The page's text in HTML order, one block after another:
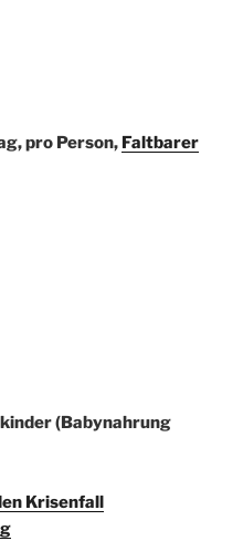
pro Person, Faltbarer
(Babynahrung
Krisenfall